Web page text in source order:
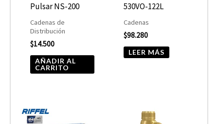
Pulsar NS-200
Cadenas de
Distribución
$14.500
AÑADIR AL
CARRITO
530VO-122L
Cadenas
$98.280
LEER MÁS